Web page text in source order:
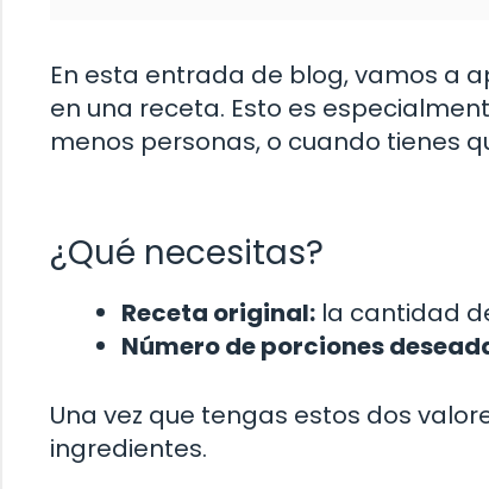
En esta entrada de blog, vamos a
en una receta. Esto es
menos personas, o cuando tienes
¿Qué necesitas?
Receta original: la cantidad
Número de porciones
Una vez que tengas estos dos
ingredientes.